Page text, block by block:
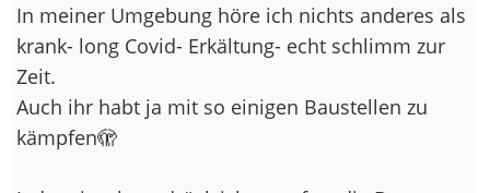
In meiner Umgebung höre ich nichts anderes als
krank- long Covid- Erkältung- echt schlimm zur
Zeit.
Auch ihr habt ja mit so einigen Baustellen zu
kämpfen🫣